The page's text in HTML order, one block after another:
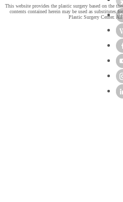
This website provides the plastic surgery based on the
contents contained herein may be used as substitutes
Plastic Surgery Center.